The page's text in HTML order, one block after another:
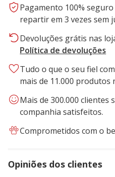
Pagamento 100%
repartir em 3 vezes sem
Devoluções grátis nas
Política de devoluções
Tudo o que o seu fiel
mais de 11.000 produtos
Mais de 300.000 clientes
companhia satisfeitos.
Comprometidos com o
Opiniões dos clientes